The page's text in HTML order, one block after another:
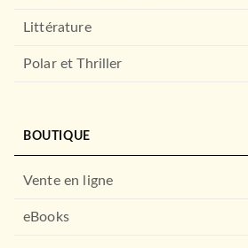
BRAGELONNE Flavie Flament
JC LATTÈS
Littérature
Polar et Thriller
BOUTIQUE
Vente en ligne
eBooks